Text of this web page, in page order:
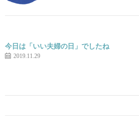
今日は「いい夫婦の日」でしたね
2019.11.29